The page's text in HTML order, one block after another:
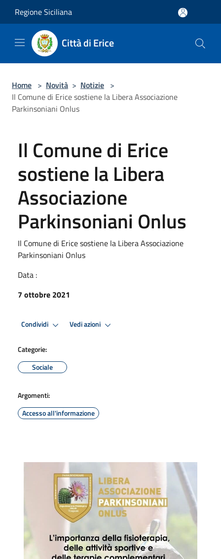
Regione Siciliana
Città di Erice
Home > Novità > Notizie >
Il Comune di Erice sostiene la Libera Associazione
Parkinsoniani Onlus
Il Comune di Erice
sostiene la Libera
Associazione
Parkinsoniani Onlus
Il Comune di Erice sostiene la Libera Associazione
Parkinsoniani Onlus
Data :
7 ottobre 2021
Condividi Vedi azioni
Categorie:
Sociale
Argomenti:
Accesso all'informazione